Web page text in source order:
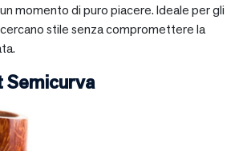
momento di puro piacere. Ideale per gli
stile senza compromettere la
Semicurva